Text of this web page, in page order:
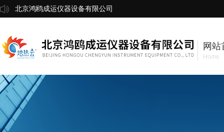
北京鸿鸥成运仪器设备有限公司
网站
Home